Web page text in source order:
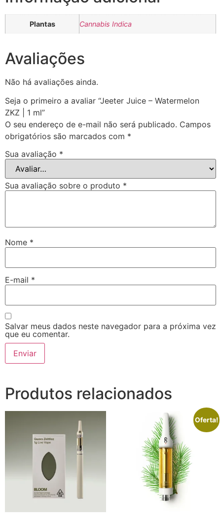
Plantas Cannabis Indica
Avaliações
Não há avaliações ainda.
Seja o primeiro a avaliar “Jeeter Juice – Watermelon
ZKZ | 1 ml”
O seu endereço de e-mail não será publicado. Campos
obrigatórios são marcados com *
Sua avaliação *
Sua avaliação sobre o produto *
Nome *
E-mail *
Salvar meus dados neste navegador para a próxima vez
que eu comentar.
Produtos relacionados
Oferta!